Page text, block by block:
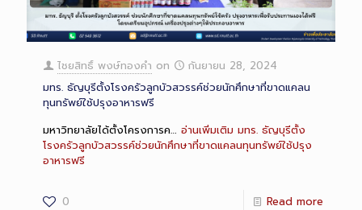
ไชยสิทธิ์ พงษ์ทองคำ on
กันยายน 28, 2024
มทร. ธัญบุรีตั้งโรงครัวลูกบัวสวรรค์ช่วยนักศึกษาที่ขาดแคลน
ทุนทรัพย์ใช้ปรุงอาหารฟรี
มหาวิทยาลัยได้ตั้งโครงการค… อ่านเพิ่มเติม มทร. ธัญบุรีตั้ง
โรงครัวลูกบัวสวรรค์ช่วยนักศึกษาที่ขาดแคลนทุนทรัพย์ใช้ปรุง
อาหารฟรี
0 Read more